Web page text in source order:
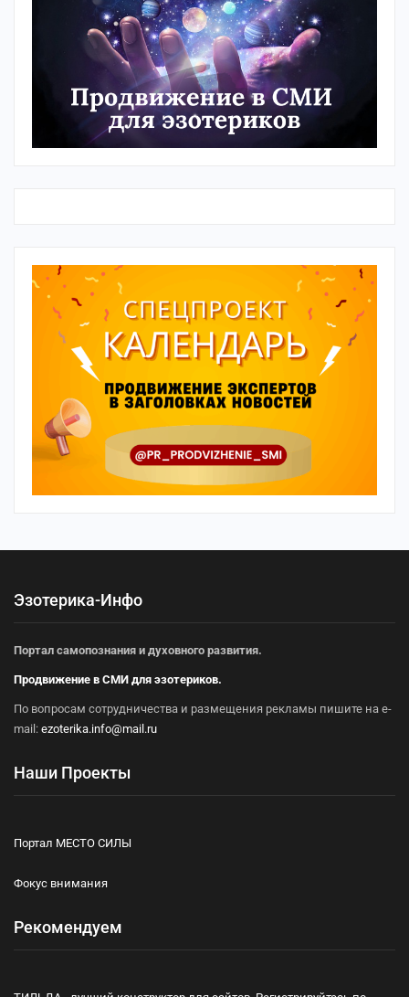
Эзотерика-Инфо
Портал самопознания и духовного развития.
Продвижение в СМИ для эзотериков.
По вопросам сотрудничества и размещения рекламы пишите на e-
mail: ezoterika.info@mail.ru
Наши Проекты
Портал МЕСТО СИЛЫ
Фокус внимания
Рекомендуем